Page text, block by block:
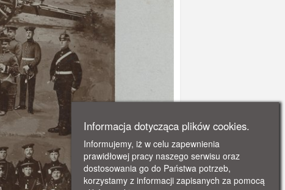
Informacja dotycząca plików cookies.
Informujemy, iż w celu zapewnienia
prawidłowej pracy naszego serwisu oraz
dostosowania go do Państwa potrzeb,
korzystamy z informacji zapisanych za pomocą